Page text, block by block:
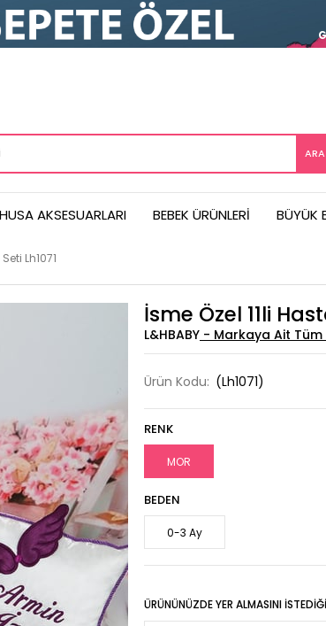
AKSESUARLARI BEBEK ÜRÜNLERI BÜYÜK
Lh1071
İsme Özel 11li
L&HBABY
Ürün Kodu: (Lh1071)
RENK
MOR
BEDEN
0-3 Ay
ÜRÜNÜNÜZDE YER ALMASINI